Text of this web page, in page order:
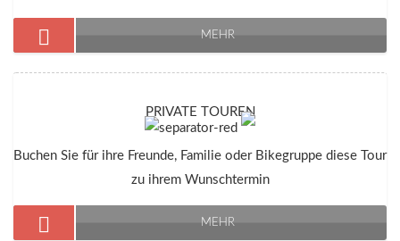
MEHR
PRIVATE TOUREN
Buchen Sie für ihre Freunde, Familie oder Bikegruppe diese Tour
zu ihrem Wunschtermin
MEHR